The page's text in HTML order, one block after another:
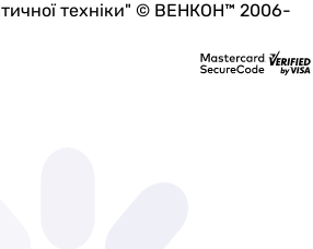
техніки" © ВЕНКОН™ 2006-